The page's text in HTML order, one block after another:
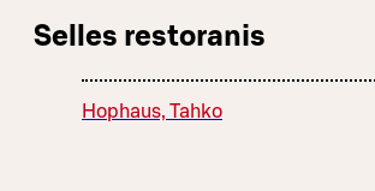
Selles restoranis
Hophaus, Tahko